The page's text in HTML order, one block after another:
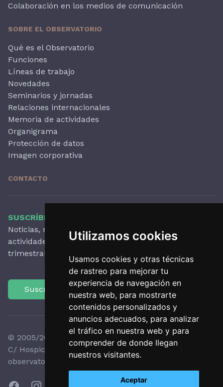
Utilizamos cookies
Usamos cookies y otras técnicas
de rastreo para mejorar tu
experiencia de navegación en
nuestra web, para mostrarte
contenidos personalizados y
anuncios adecuados, para analizar
el tráfico en nuestra web y para
comprender de donde llegan
nuestros visitantes.
Aceptar
Colaboración en los medios de comunicación
SOBRE EL OBSERVATORIO
Qué es el Observatorio
Funciones
Líneas de trabajo
Novedades
Seminarios y jornadas
Relaciones internacionales
Memoria de actividades
Organigrama
Protección de datos
Imagen corporativa
CONTACTO
SUSCRÍBETE A NUESTRO BOLETÍN
Noticias, novedades destacadas, artículos,
actividades y mucho más, con periodicidad
trimestral.
Suscríbete
© 2005/2026 Observatori del Paisatge de Catalunya
C/ Hospici, 8 - 17800 OLOT - Tel: +34 972 27 35 64
observatori@catpaisatge.net